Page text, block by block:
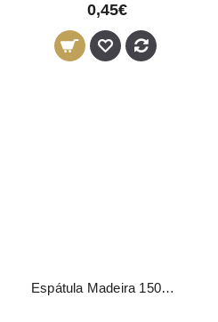
0,45€
Espátula Madeira 150mm 1629 Eurostil